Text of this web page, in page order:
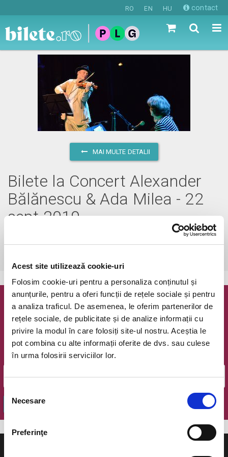
Acest site utilizează cookie-uri
Folosim cookie-uri pentru a personaliza conținutul și
anunțurile, pentru a oferi funcții de rețele sociale și pentru
a analiza traficul. De asemenea, le oferim partenerilor de
rețele sociale, de publicitate și de analize informații cu
privire la modul în care folosiți site-ul nostru. Aceștia le
pot combina cu alte informații oferite de dvs. sau culese
în urma folosirii serviciilor lor.
Selecția
consimțământului
Necesare
Preferinţe
RO EN HU contact
MAI MULTE DETALII
Bilete la Concert Alexander
Bălănescu & Ada Milea - 22
sept 2019
Newsletter @ Bilete.ro
Oferte exclusive si o editie saptamanala cu cele mai noi
evenimente.
Email
OK